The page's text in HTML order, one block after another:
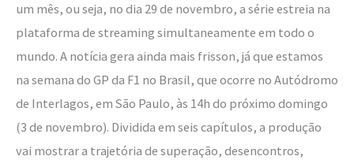
um mês, ou seja, no dia 29 de novembro, a série estreia na
plataforma de streaming simultaneamente em todo o
mundo. A notícia gera ainda mais frisson, já que estamos
na semana do GP da F1 no Brasil, que ocorre no Autódromo
de Interlagos, em São Paulo, às 14h do próximo domingo
(3 de novembro). Dividida em seis capítulos, a produção
vai mostrar a trajetória de superação, desencontros,